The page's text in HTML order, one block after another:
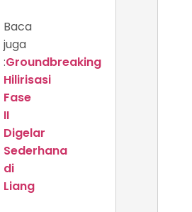
Baca
juga
:Groundbreaking
Hilirisasi
Fase
II
Digelar
Sederhana
di
Liang